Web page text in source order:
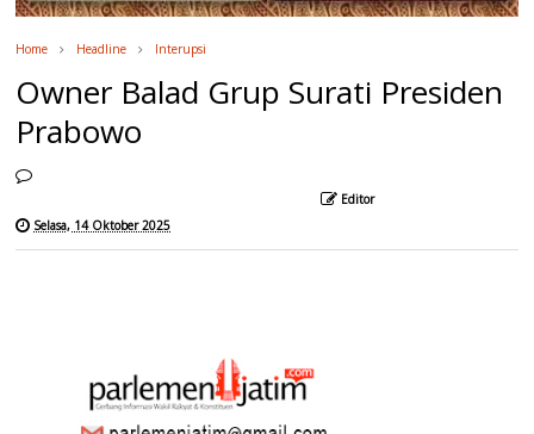
Home Headline Interupsi
Owner Balad Grup Surati Presiden
Prabowo
Editor
Selasa, 14 Oktober 2025